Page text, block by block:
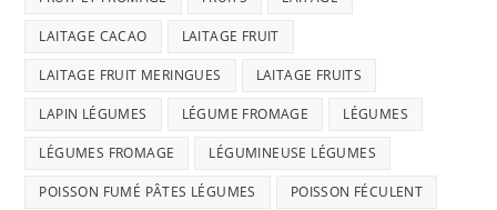
LAITAGE CACAO LAITAGE FRUIT
LAITAGE FRUIT MERINGUES LAITAGE FRUITS
LAPIN LÉGUMES LÉGUME FROMAGE LÉGUMES
LÉGUMES FROMAGE LÉGUMINEUSE LÉGUMES
POISSON FUMÉ PÂTES LÉGUMES POISSON FÉCULENT